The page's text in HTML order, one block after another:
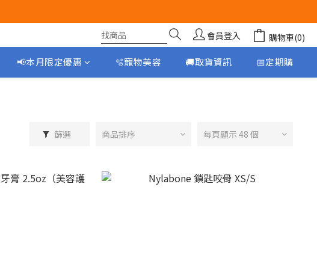
會員登入 購物車(0)
📢本月限定優惠 🫧寵物美容 🚚取貨資訊 📅定期購
篩選 商品排序 每頁顯示 48 個